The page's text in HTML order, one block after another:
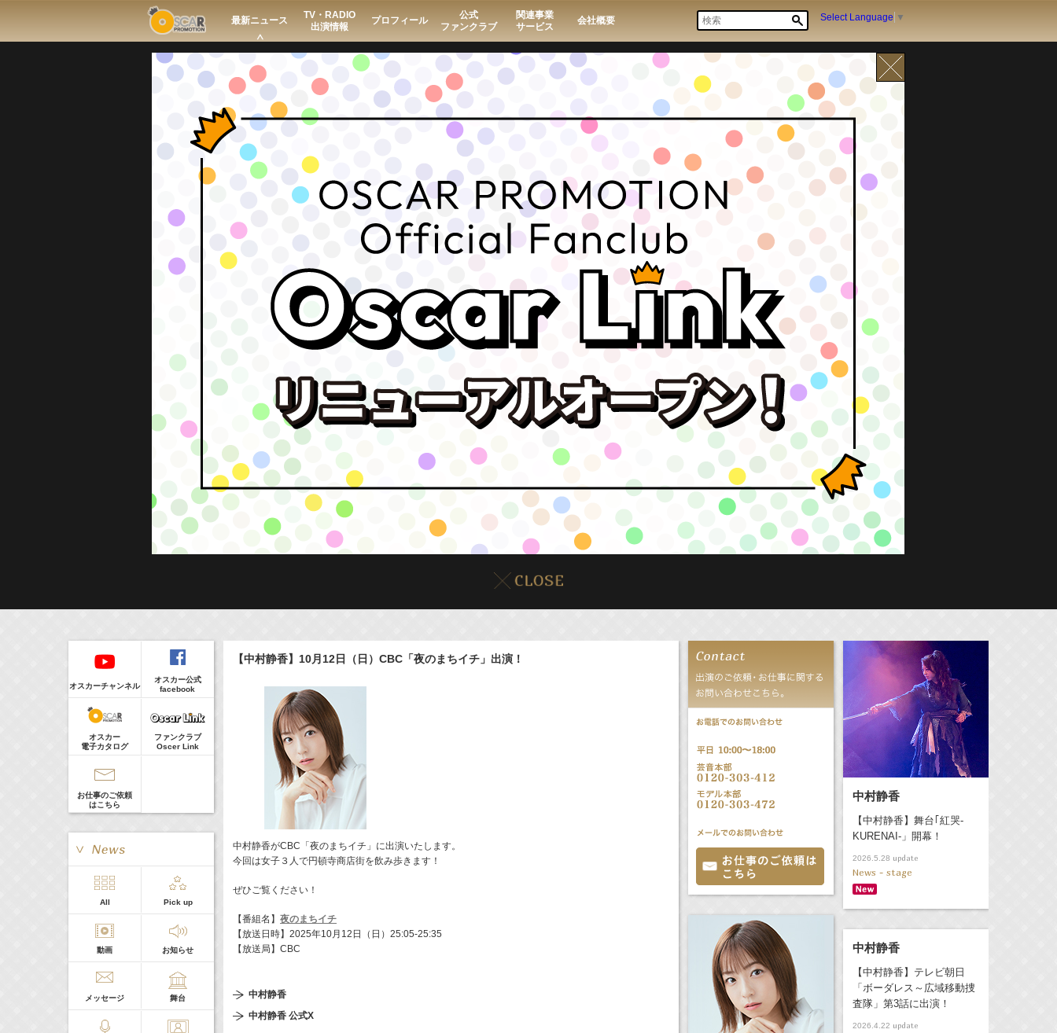
最新ニュース
TV・RADIO
出演情報
プロフィール
公式
ファンクラブ
関連事業
サービス
会社概要 Select Language ▼
8/9(Sun)
イベント
販売情報
07:30-08:30(TV)
ポケモンとどこいく！？
藤田ニコル
スクール革命！
> More
【中村静香】10月12日（日）CBC「夜のまちイチ」出演！
中村静香がCBC「夜のまちイチ」に出演いたします。
今回は女子３人で円頓寺商店街を飲み歩きます！
ぜひご覧ください！
【番組名】 夜のまちイチ
【放送日時】2025年10月12日（日）25:05-25:35
【放送局】CBC
中村静香
中村静香 公式X
中村静香
【中村静香】舞台｢紅哭-
KURENAI-」開幕！
2026.5.28 update
News - stage
中村静香
【中村静香】テレビ朝日
「ボーダレス～広域移動捜
査隊」第3話に出演！
2026.4.22 update
オスカーチャンネル
オスカー公式
facebook
オスカー
電子カタログ
ファンクラブ
Oscer Link
お仕事のご依頼
はこちら
All Pick up
動画 お知らせ
メッセージ 舞台
Regular
Guest
CLIP